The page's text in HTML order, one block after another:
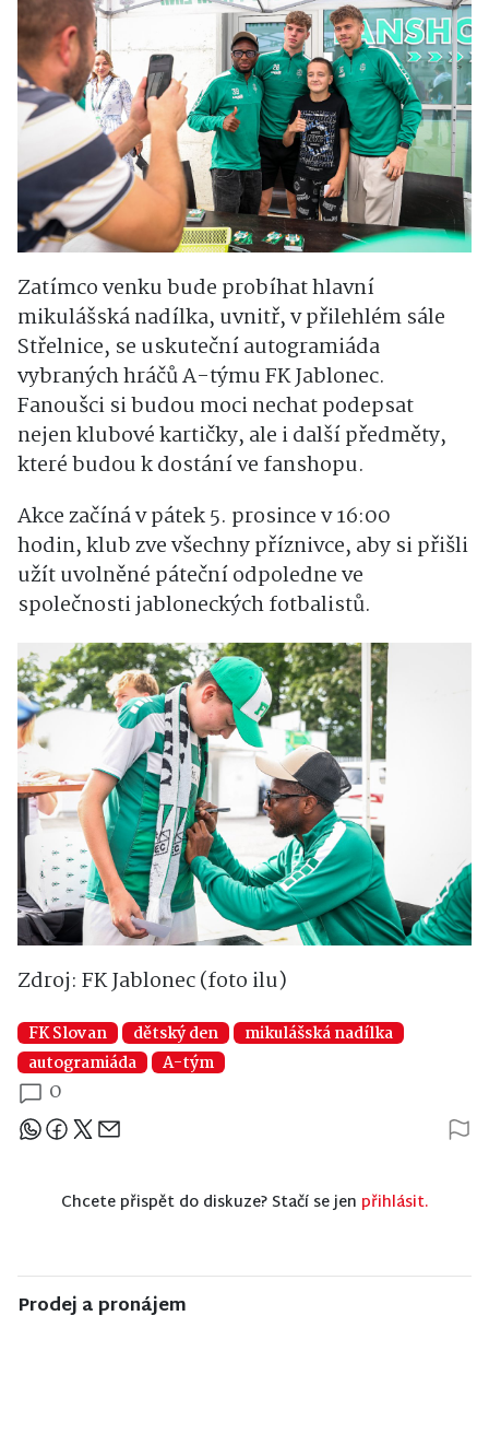
Zatímco venku bude probíhat hlavní
mikulášská nadílka, uvnitř, v přilehlém sále
Střelnice, se uskuteční autogramiáda
vybraných hráčů A-týmu FK Jablonec.
Fanoušci si budou moci nechat podepsat
nejen klubové kartičky, ale i další předměty,
které budou k dostání ve fanshopu.
Akce začíná v pátek 5. prosince v 16:00
hodin, klub zve všechny příznivce, aby si přišli
užít uvolněné páteční odpoledne ve
společnosti jabloneckých fotbalistů.
Zdroj: FK Jablonec (foto ilu)
FK Slovan dětský den
mikulášská nadílka
autogramiáda
A-tým
0
Sdílejte článek
Chcete přispět do diskuze? Stačí se jen přihlásit.
Prodej a pronájem